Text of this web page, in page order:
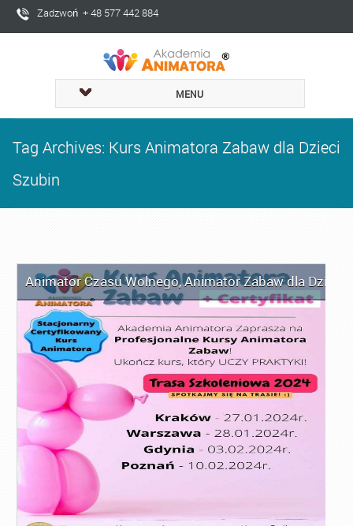
Zadzwoń + 48 577 442 884
MENU
Tag Archives: Kurs Animatora Zabaw dla Dzieci
Szubin
Animator Czasu Wolnego,Animator Zabaw dla Dzieci